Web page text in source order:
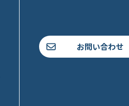
お問い合わせ